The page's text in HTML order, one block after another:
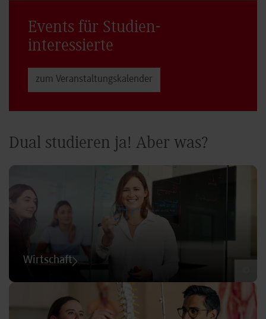
Events für Studien­
interessierte
zum Veranstaltungs­kalender
Dual studieren ja! Aber was?
Wirtschaft